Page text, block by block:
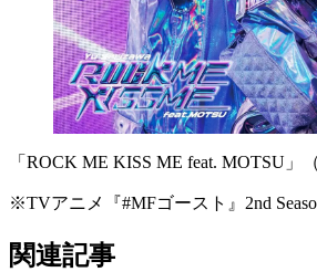
「ROCK ME KISS ME feat. MOTSU」
※TVアニメ『#MFゴースト』2nd
関連記事